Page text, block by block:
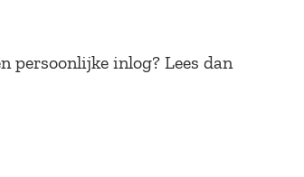
persoonlijke inlog? Lees dan